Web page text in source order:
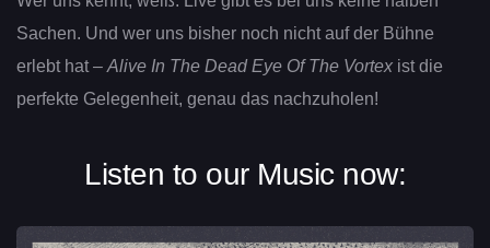
Sachen. Und wer uns bisher noch nicht auf der Bühne
erlebt hat – Alive In The Dead Eye Of The Vortex ist die
perfekte Gelegenheit, genau das nachzuholen!
Listen to our Music now: